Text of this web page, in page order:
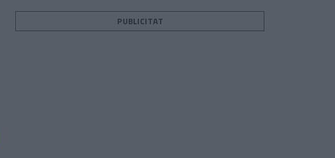
PUBLICITAT